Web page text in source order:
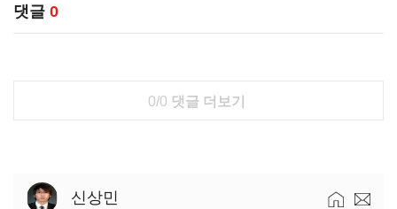
댓글 0
0/0 댓글 더보기
신상민